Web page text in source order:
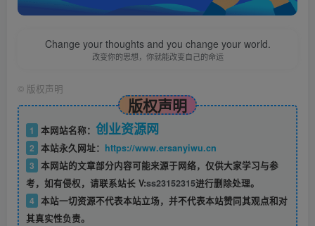
Change your thoughts and you change your world.
改变你的思想，你就能改变自己的命运
© 版权声明
版权声明
1 本网站名称： 创业资源网
2 本站永久网址： https://www.ersanyiwu.cn
3 本网站的文章部分内容可能来源于网络，仅供大家学习与参
考，如有侵权，请联系站长 V:ss23152315进行删除处理。
4 本站一切资源不代表本站立场，并不代表本站赞同其观点和对
其真实性负责。